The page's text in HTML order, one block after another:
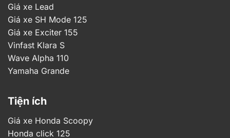
Giá xe Lead
Giá xe SH Mode 125
Giá xe Exciter 155
Vinfast Klara S
Wave Alpha 110
Yamaha Grande
Tiện ích
Giá xe Honda Scoopy
Honda click 125